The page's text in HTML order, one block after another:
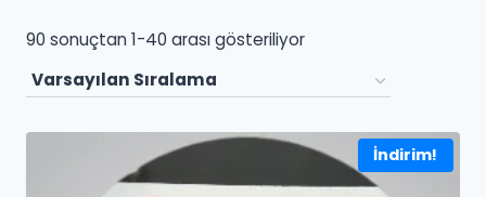
90 sonuçtan 1-40 arası gösteriliyor
İndirim!